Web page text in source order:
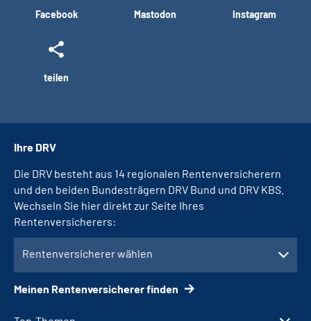
Facebook Mastodon Instagram
teilen
Ihre DRV
Die DRV besteht aus 14 regionalen Rentenversicherern
und den beiden Bundesträgern DRV Bund und DRV KBS.
Wechseln Sie hier direkt zur Seite Ihres
Rentenversicherers:
Rentenversicherer wählen
Meinen Rentenversicherer finden